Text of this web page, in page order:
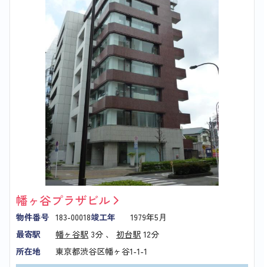
幡ヶ谷プラザビル
物件番号 183-00018竣工年
1979年5月
最寄駅
幡ヶ谷駅 3分 、 初台駅 12分
所在地
東京都渋谷区幡ヶ谷1-1-1